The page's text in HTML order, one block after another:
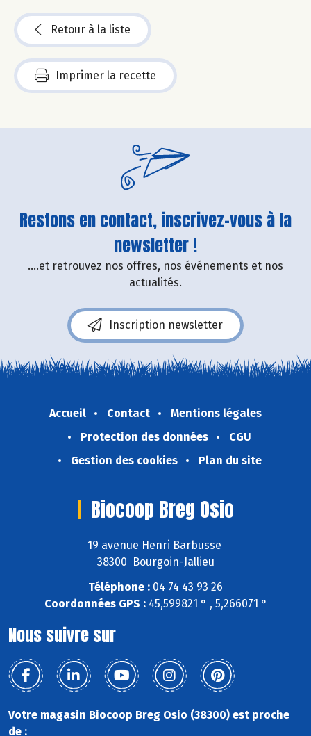
Retour à la liste
Imprimer la recette
Restons en contact, inscrivez-vous à la
newsletter !
....et retrouvez nos offres, nos événements et nos
actualités.
Inscription newsletter
Accueil Contact
Mentions légales
Protection des données
CGU
Gestion des cookies
Plan du site
Biocoop Breg Osio
19 avenue Henri Barbusse
38300 Bourgoin-Jallieu
Téléphone : 04 74 43 93 26
Coordonnées GPS :45,599821 ° , 5,266071 °
Nous suivre sur
Votre magasin Biocoop Breg Osio (38300) est proche
de :